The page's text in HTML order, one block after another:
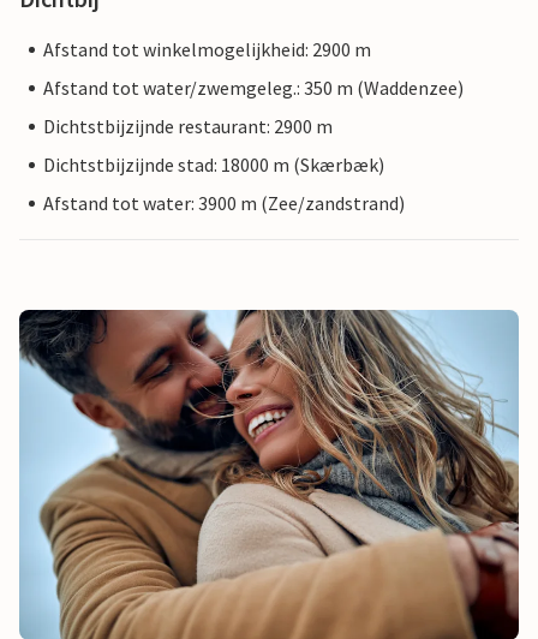
Afstand tot winkelmogelijkheid: 2900 m
Afstand tot water/zwemgeleg.: 350 m (Waddenzee)
Dichtstbijzijnde restaurant: 2900 m
Dichtstbijzijnde stad: 18000 m (Skærbæk)
Afstand tot water: 3900 m (Zee/zandstrand)